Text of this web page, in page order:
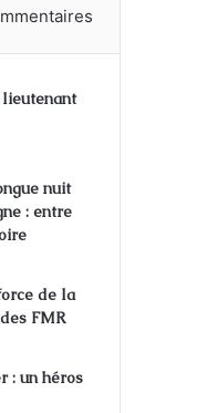
nuit
: entre
de la
FMR
: un héros